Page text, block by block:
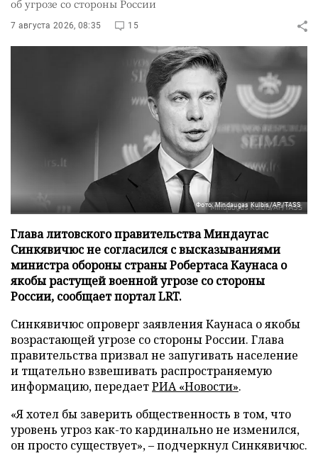
об угрозе со стороны России
7 августа 2026, 08:35 15
Фото: Mindaugas Kulbis/AP/TASS
Глава литовского правительства Миндаугас
Синкявичюс не согласился с высказываниями
министра обороны страны Робертаса Каунаса о
якобы растущей военной угрозе со стороны
России, сообщает портал LRT.
Синкявичюс опроверг заявления Каунаса о якобы
возрастающей угрозе со стороны России. Глава
правительства призвал не запугивать население
и тщательно взвешивать распространяемую
информацию, передаетРИА «Новости».
«Я хотел бы заверить общественность в том, что
уровень угроз как-то кардинально не изменился,
он просто существует», – подчеркнул Синкявичюс.